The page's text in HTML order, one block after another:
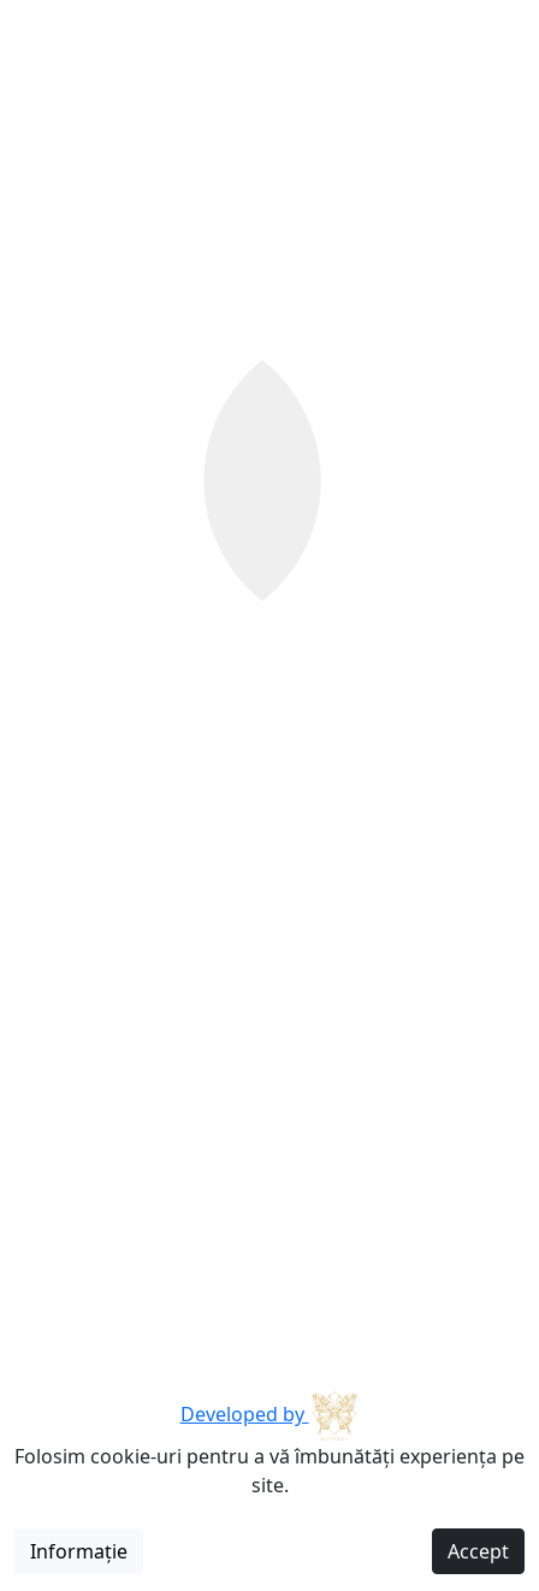
Developed by
Folosim cookie-uri pentru a vă îmbunătăți experiența pe
site.
Informație Accept